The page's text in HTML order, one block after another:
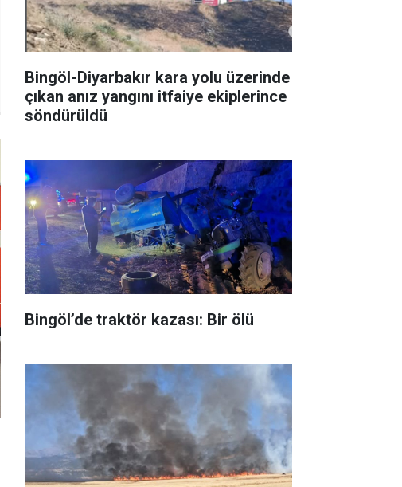
Bingöl-Diyarbakır kara yolu üzerinde
çıkan anız yangını itfaiye ekiplerince
söndürüldü
Bingöl’de traktör kazası: Bir ölü